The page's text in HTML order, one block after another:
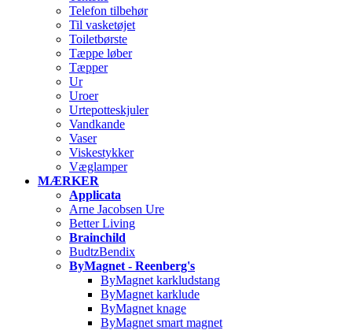
Telefon tilbehør
Til vasketøjet
Toiletbørste
Tæppe løber
Tæpper
Ur
Uroer
Urtepotteskjuler
Vandkande
Vaser
Viskestykker
Væglamper
MÆRKER
Applicata
Arne Jacobsen Ure
Better Living
Brainchild
BudtzBendix
ByMagnet - Reenberg's
ByMagnet karkludstang
ByMagnet karklude
ByMagnet knage
ByMagnet smart magnet